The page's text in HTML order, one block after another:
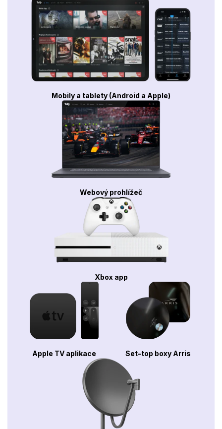
Mobily a tablety (Android a Apple)
Webový prohlížeč
Xbox app
Apple TV aplikace Set-top boxy Arris